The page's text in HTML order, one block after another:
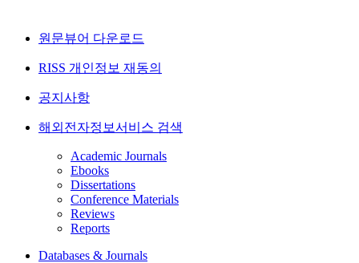
원문뷰어 다운로드
RISS 개인정보 재동의
공지사항
해외전자정보서비스 검색
Academic Journals
Ebooks
Dissertations
Conference Materials
Reviews
Reports
Databases & Journals